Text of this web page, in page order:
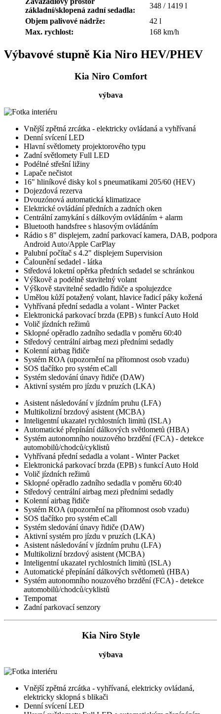
základní/sklopená zadní sedadla:
348 / 1419 l
Objem palivové nádrže:
42 l
Max. rychlost:
168 km/h
Výbavové stupně Kia Niro HEV/PHEV
Kia Niro Comfort
výbava
Vnější zpětná zrcátka - elektricky ovládaná a vyhřívaná
Denní svícení LED
Hlavní světlomety projektorového typu
Zadní světlomety Full LED
Podélné střešní ližiny
Lapače nečistot
16" hliníkové disky kol s pneumatikami 205/60 (HEV)
Dojezdová rezerva
Dvouzónová automatická klimatizace
Elektrické ovládání předních a zadních oken
Centrální zamykání s dálkovým ovládáním + alarm
Bluetooth handsfree s hlasovým ovládáním
Rádio s 8" displejem, zadní parkovací kamera, DAB, podpora
Android Auto/Apple CarPlay
Palubní počítač s 4.2" displejem Supervision
Čalounění sedadel - látka
Středová loketní opěrka předních sedadel se schránkou
Výškově a podélně stavitelný volant
Výškově stavitelné sedadlo řidiče a spolujezdce
Umělou kůží potažený volant, hlavice řadicí páky kožená
Vyhřívaná přední sedadla a volant - Winter Packet
Elektronická parkovací brzda (EPB) s funkcí Auto Hold
Volič jízdních režimů
Sklopné opěradlo zadního sedadla v poměru 60:40
Středový centrální airbag mezi předními sedadly
Kolenní airbag řidiče
Systém ROA (upozornění na přítomnost osob vzadu)
SOS tlačítko pro systém eCall
Systém sledování únavy řidiče (DAW)
Aktivní systém pro jízdu v pruzích (LKA)
Asistent následování v jízdním pruhu (LFA)
Multikolizní brzdový asistent (MCBA)
Inteligentní ukazatel rychlostních limitů (ISLA)
Automatické přepínání dálkových světlometů (HBA)
Systém autonomního nouzového brzdění (FCA) - detekce
automobilů/chodců/cyklistů
Vyhřívaná přední sedadla a volant - Winter Packet
Elektronická parkovací brzda (EPB) s funkcí Auto Hold
Volič jízdních režimů
Sklopné opěradlo zadního sedadla v poměru 60:40
Středový centrální airbag mezi předními sedadly
Kolenní airbag řidiče
Systém ROA (upozornění na přítomnost osob vzadu)
SOS tlačítko pro systém eCall
Systém sledování únavy řidiče (DAW)
Aktivní systém pro jízdu v pruzích (LKA)
Asistent následování v jízdním pruhu (LFA)
Multikolizní brzdový asistent (MCBA)
Inteligentní ukazatel rychlostních limitů (ISLA)
Automatické přepínání dálkových světlometů (HBA)
Systém autonomního nouzového brzdění (FCA) - detekce
automobilů/chodců/cyklistů
Tempomat
Zadní parkovací senzory
Kia Niro Style
výbava
Vnější zpětná zrcátka - vyhřívaná, elektricky ovládaná,
elektricky sklopná s blikači
Denní svícení LED